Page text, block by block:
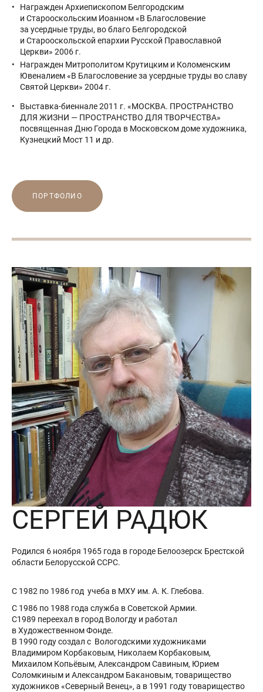
Награжден Архиепископом Белгородским
и Старооскольским Иоанном «В Благословение
за усердные труды, во благо Белгородской
и Старооскольской епархии Русской Православной
Церкви» 2006 г.
Награжден Митрополитом Крутицким и Коломенским
Ювеналием «В Благословение за усердные труды во славу
Святой Церкви» 2004 г.
Выставка-биеннале 2011 г. «МОСКВА. ПРОСТРАНСТВО
ДЛЯ ЖИЗНИ — ПРОСТРАНСТВО ДЛЯ ТВОРЧЕСТВА»
посвященная Дню Города в Московском доме художника,
Кузнецкий Мост 11 и др.
ПОРТФОЛИО
СЕРГЕЙ РАДЮК
Родился 6 ноября 1965 года в городе Белоозерск Брестской
области Белорусской ССРС.
С 1982 по 1986 год учеба в МХУ им. А. К. Глебова.
С 1986 по 1988 года служба в Советской Армии.
С1989 переехал в город Вологду и работал
в Художественном Фонде.
В 1990 году создал с Вологодскими художниками
Владимиром Корбаковым, Николаем Корбаковым,
Михаилом Копьёвым, Александром Савиным, Юрием
Соломкиным и Александром Бакановым, товарищество
художников «Северный Венец», а в 1991 году товарищество